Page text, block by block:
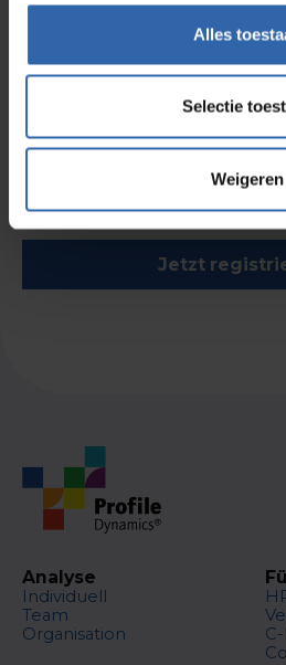
Alles
Selectie
Weigeren
Newsletter
Jetzt
Analyse
Individuell
Team
Organisation